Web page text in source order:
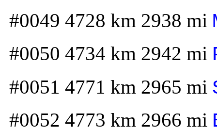
#0049 4728 km 2938 mi
#0050 4734 km 2942 mi
#0051 4771 km 2965 mi
#0052 4773 km 2966 mi